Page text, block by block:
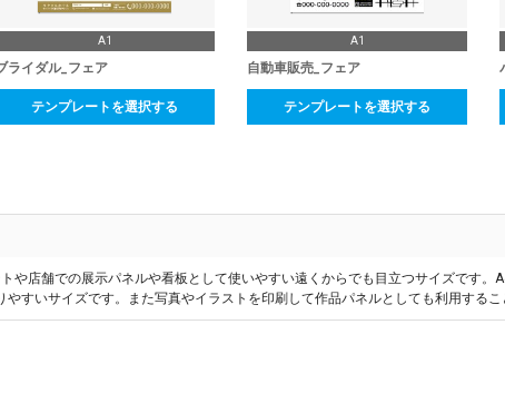
A1
ライダル_フェア
テンプレートを選択する
A1
自動車販売_フェア
テンプレートを選択する
や店舗での展示パネルや看板として使いやすい遠くからでも目立つサイズです。
やすいサイズです。また写真やイラストを印刷して作品パネルとしても利用するこ